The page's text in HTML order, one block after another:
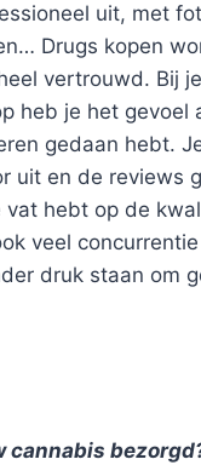
uit, met
Drugs kopen
vertrouwd. Bij
heb je het gevoel
gedaan hebt.
uit en de reviews
vat hebt op de
veel
druk staan om
cannabis